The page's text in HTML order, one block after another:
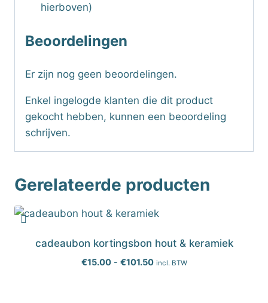
hierboven)
Beoordelingen
Er zijn nog geen beoordelingen.
Enkel ingelogde klanten die dit product
gekocht hebben, kunnen een beoordeling
schrijven.
Gerelateerde producten
cadeaubon kortingsbon hout & keramiek
€15.00 - €101.50Prijsklasse:
incl. BTW